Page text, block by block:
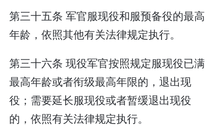
第三十五条 军官服现役和服预备役的最高
年龄，依照其他有关法律规定执行。
第三十六条 现役军官按照规定服现役已满
最高年龄或者衔级最高年限的，退出现
役；需要延长服现役或者暂缓退出现役
的，依照有关法律规定执行。